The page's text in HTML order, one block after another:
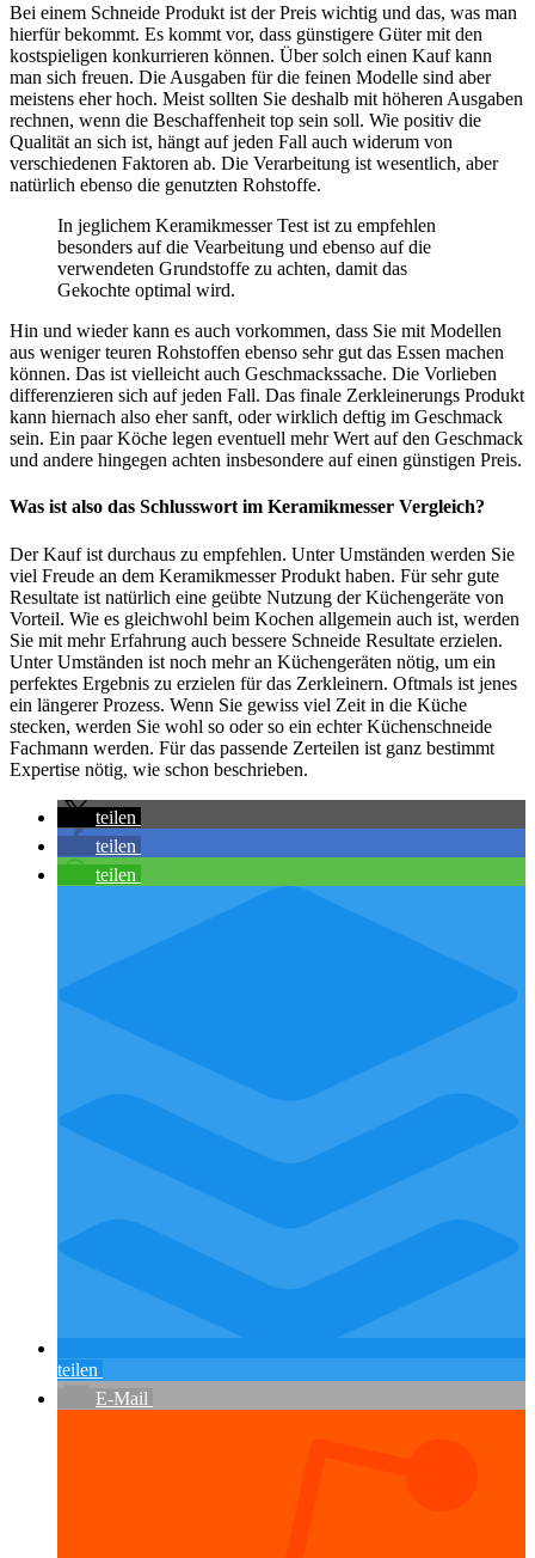
Bei einem Schneide Produkt ist der Preis wichtig und das, was man
hierfür bekommt. Es kommt vor, dass günstigere Güter mit den
kostspieligen konkurrieren können. Über solch einen Kauf kann
man sich freuen. Die Ausgaben für die feinen Modelle sind aber
meistens eher hoch. Meist sollten Sie deshalb mit höheren Ausgaben
rechnen, wenn die Beschaffenheit top sein soll. Wie positiv die
Qualität an sich ist, hängt auf jeden Fall auch widerum von
verschiedenen Faktoren ab. Die Verarbeitung ist wesentlich, aber
natürlich ebenso die genutzten Rohstoffe.
In jeglichem Keramikmesser Test ist zu empfehlen
besonders auf die Vearbeitung und ebenso auf die
verwendeten Grundstoffe zu achten, damit das
Gekochte optimal wird.
Hin und wieder kann es auch vorkommen, dass Sie mit Modellen
aus weniger teuren Rohstoffen ebenso sehr gut das Essen machen
können. Das ist vielleicht auch Geschmackssache. Die Vorlieben
differenzieren sich auf jeden Fall. Das finale Zerkleinerungs Produkt
kann hiernach also eher sanft, oder wirklich deftig im Geschmack
sein. Ein paar Köche legen eventuell mehr Wert auf den Geschmack
und andere hingegen achten insbesondere auf einen günstigen Preis.
Was ist also das Schlusswort im Keramikmesser Vergleich?
Der Kauf ist durchaus zu empfehlen. Unter Umständen werden Sie
viel Freude an dem Keramikmesser Produkt haben. Für sehr gute
Resultate ist natürlich eine geübte Nutzung der Küchengeräte von
Vorteil. Wie es gleichwohl beim Kochen allgemein auch ist, werden
Sie mit mehr Erfahrung auch bessere Schneide Resultate erzielen.
Unter Umständen ist noch mehr an Küchengeräten nötig, um ein
perfektes Ergebnis zu erzielen für das Zerkleinern. Oftmals ist jenes
ein längerer Prozess. Wenn Sie gewiss viel Zeit in die Küche
stecken, werden Sie wohl so oder so ein echter Küchenschneide
Fachmann werden. Für das passende Zerteilen ist ganz bestimmt
Expertise nötig, wie schon beschrieben.
teilen
teilen
teilen
teilen
E-Mail